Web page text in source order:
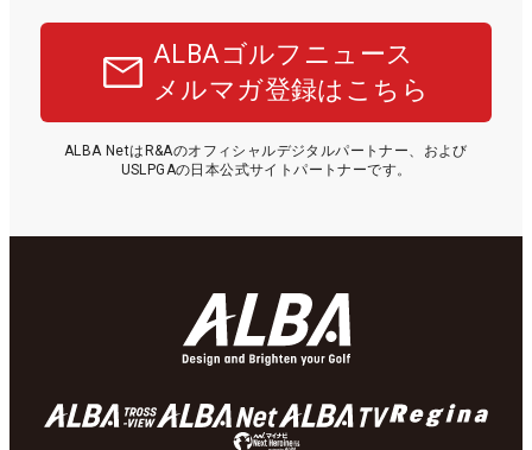
ALBAゴルフニュース
メルマガ登録はこちら
ALBA NetはR&Aのオフィシャルデジタルパートナー、および
USLPGAの日本公式サイトパートナーです。